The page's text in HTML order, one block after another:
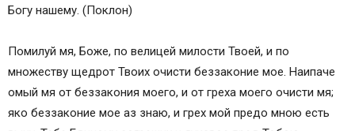
Богу нашему. (Поклон)
Помилуй мя, Боже, по велицей милости Твоей, и по
множеству щедрот Твоих очисти беззаконие мое. Наипаче
омый мя от беззакония моего, и от греха моего очисти мя;
яко беззаконие мое аз знаю, и грех мой предо мною есть